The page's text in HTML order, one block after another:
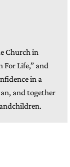
Church in
For Life,” and
in a
and together